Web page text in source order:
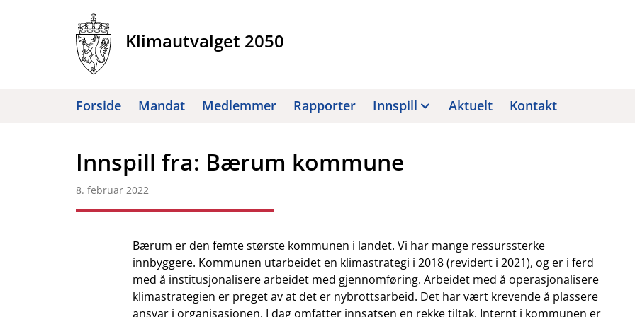
Klimautvalget 2050
Forside Mandat Medlemmer Rapporter Innspill Aktuelt Kontakt
Innspill fra: Bærum kommune
8. februar 2022
Bærum er den femte største kommunen i landet. Vi har mange ressurssterke
innbyggere. Kommunen utarbeidet en klimastrategi i 2018 (revidert i 2021), og er i ferd
med å institusjonalisere arbeidet med gjennomføring. Arbeidet med å operasjonalisere
klimastrategien er preget av at det er nybrottsarbeid. Det har vært krevende å plassere
ansvar i organisasjonen. I dag omfatter innsatsen en rekke tiltak. Internt i kommunen er